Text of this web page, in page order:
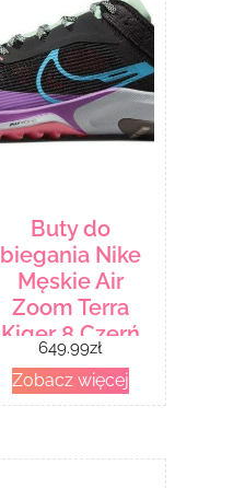
Buty do
biegania Nike
Męskie Air
Zoom Terra
Kiger 8 Czerń
649.99zł
Zobacz więcej